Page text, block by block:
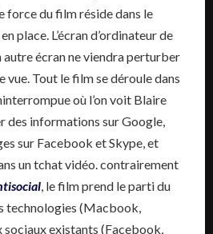
force du film réside dans le
place. L’écran d’ordinateur de
autre écran ne viendra perturber
Tout le film se déroule dans
où l’on voit Blaire
des informations sur Google,
sur Facebook et Skype, et
un tchat vidéo. contrairement
, le film prend le parti du
technologies (Macbook,
sociaux existants (Facebook,